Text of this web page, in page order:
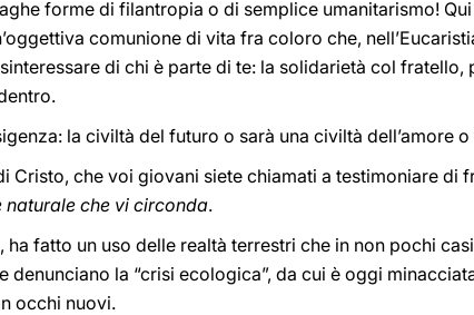
forme di filantropia o di semplice umanitarismo! Qui
comunione di vita fra coloro che,
di chi è parte di te: la solidarietà col fratello,
la civiltà del futuro o sarà una civiltà dell’amore o
Cristo, che voi giovani siete chiamati a testimoniare di
naturale che vi circonda.
fatto un uso delle realtà terrestri che in non pochi
la “crisi ecologica”, da cui è oggi
occhi nuovi.